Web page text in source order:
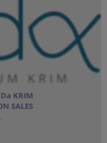
KRIM
SALES